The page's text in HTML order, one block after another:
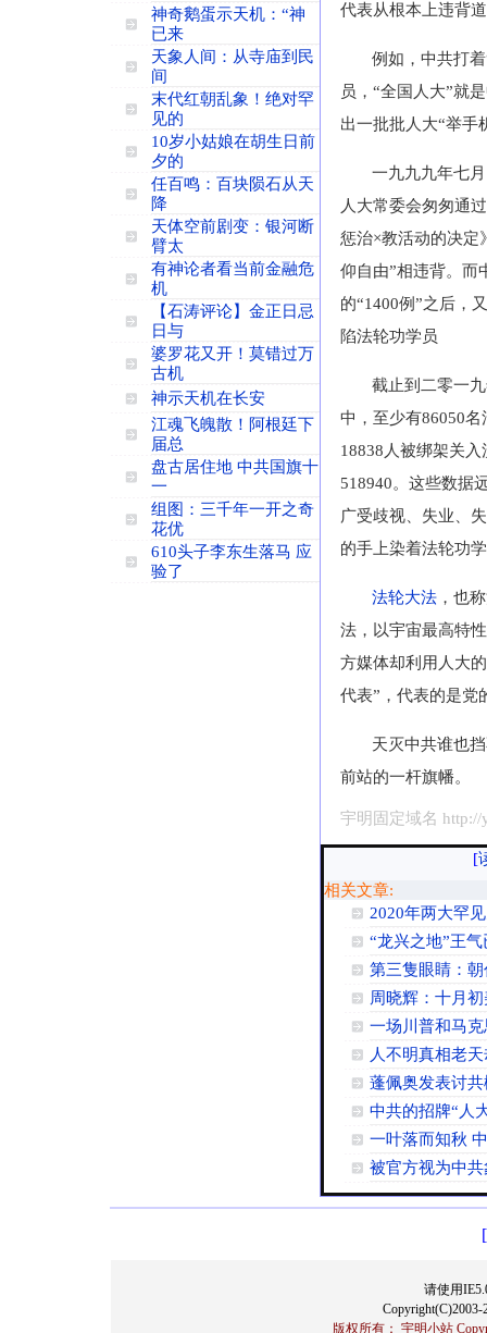
神奇鹅蛋示天机：“神
已来
天象人间：从寺庙到民
间
末代红朝乱象！绝对罕
见的
10岁小姑娘在胡生日前
夕的
任百鸣：百块陨石从天
降
天体空前剧变：银河断
臂太
有神论者看当前金融危
机
【石涛评论】金正日忌
日与
婆罗花又开！莫错过万
古机
神示天机在长安
江魂飞魄散！阿根廷下
届总
盘古居住地 中共国旗十
一
组图：三千年一开之奇
花优
610头子李东生落马 应
验了
代表从根本上违背
例如，中共打
员，“全国人大”就
出一批批人大“举手
一九九九年七
人大常委会匆匆通
惩治×教活动的决定
仰自由”相违背。而
的“1400例”之后，
陷法轮功学员
截止到二零一
中，至少有86050
18838人被绑架关
518940。这些数据
广受歧视、失业、
的手上染着法轮功
法轮大法 ，也
法，以宇宙最高特
方媒体却利用人大
代表”，代表的是党
天灭中共谁也
前站的一杆旗幡。
宇明固定域名 http://
[
相关文章:
2020年两大罕
“龙兴之地”王
第三隻眼睛：
周晓辉：十月
一场川普和马
人不明真相老
蓬佩奥发表讨
中共的招牌“人
一叶落而知秋
被官方视为中
请使用
版权所有： 宇明小站